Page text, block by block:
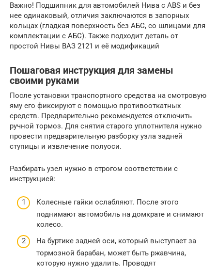
Важно! Подшипник для автомобилей Нива с ABS и без
нее одинаковый, отличия заключаются в запорных
кольцах (гладкая поверхность без АБС, со шлицами для
комплектации с АБС). Также подходит деталь от
простой Нивы ВАЗ 2121 и её модификаций
Пошаговая инструкция для замены
своими руками
После установки транспортного средства на смотровую
яму его фиксируют с помощью противооткатных
средств. Предварительно рекомендуется отключить
ручной тормоз. Для снятия старого уплотнителя нужно
провести предварительную разборку узла задней
ступицы и извлечение полуоси.
Разбирать узел нужно в строгом соответствии с
инструкцией:
Колесные гайки ослабляют. После этого
поднимают автомобиль на домкрате и снимают
колесо.
На буртике задней оси, который выступает за
тормозной барабан, может быть ржавчина,
которую нужно удалить. Проводят